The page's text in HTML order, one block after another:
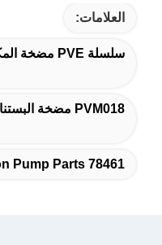
العلامات:
سلسلة PVE مضخة المكبس فيكرز,قطع مضخات البستنات الهيدروليكية للحفر,78461 أجزاء من مضخات المكبس الهيدروليكية
PVM018 مضخة البستنات فيكرز,مضخة البستون فيكرز PVM020,قطاعات مضخات الحفر PVM141
78461 Hydraulic Piston Pump Parts